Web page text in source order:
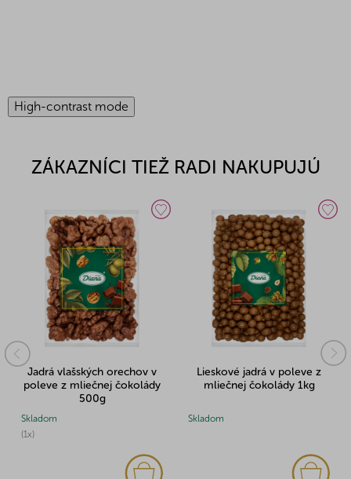
High-contrast mode
ZÁKAZNÍCI TIEŽ RADI NAKUPUJÚ
Jadrá vlašských orechov v
poleve z mliečnej čokolády
500g
(1x)
Skladom
Lieskové jadrá v poleve z
mliečnej čokolády 1kg
Skladom